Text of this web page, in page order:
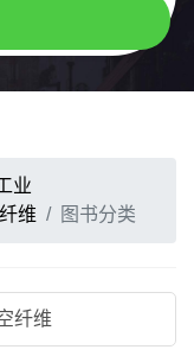
业
维 图书分类
纤维